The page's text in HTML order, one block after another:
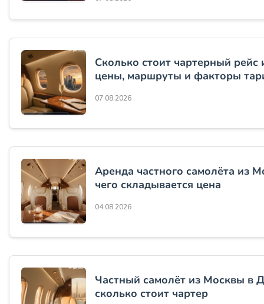
Сколько стоит чартерный
цены, маршруты и факторы
07.08.2026
Аренда частного самолёта из
чего складывается цена
04.08.2026
Частный самолёт из Москвы в
сколько стоит чартер